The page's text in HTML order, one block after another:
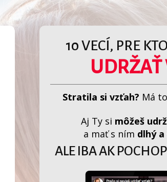
10 VECÍ, PRE
UDRŽAŤ
Stratila si vzťah? Má
Aj Ty si môžeš
a mať s ním dlhý
ALE IBA AK